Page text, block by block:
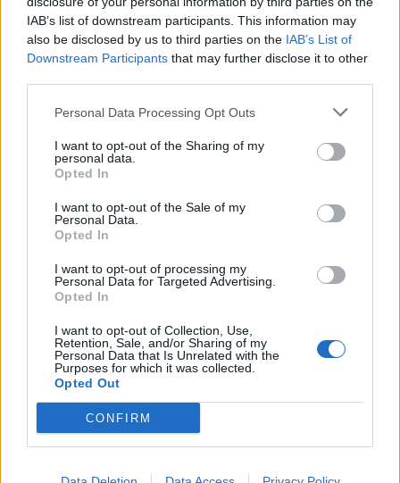
IAB’s list of downstream participants. This information may
also be disclosed by us to third parties on the IAB’s List of
Downstream Participants that may further disclose it to other
Personal Data Processing Opt Outs
I want to opt-out of the Sharing of my
personal data.
Opted In
I want to opt-out of the Sale of my
Personal Data.
Opted In
I want to opt-out of processing my
Personal Data for Targeted Advertising.
Opted In
I want to opt-out of Collection, Use,
Retention, Sale, and/or Sharing of my
Personal Data that Is Unrelated with the
Purposes for which it was collected.
Opted Out
CONFIRM
Kako je objasnila, pregled kod nutricioniste počinje
laboratorijskim analizama. Najprije je potrebno uraditi
kompletnu krvnu sliku i biohemijske parametre, a potom
pristupamo individualnom jelevniku u skladu sa tim da li je
koliko je fizički aktivna i slično. Najvažnije je imati
kontinuitet.
“Ujutro svima savjetujem da čim ustanu popiju vodu, sjajna
bijelog sleza preporuka je za one osobe koje imaju
gastrointestinalne tegobe. To je jutarnji detoks, a ljudi
celog dana. Potom, doručak bi trebalo pojesti sat do dva
nakon buđenja, jer se svaki stres tokom dana akumulira
preko želuca. Ako osoba trenira ili vježba ujutro, tada je u
redu otići na trening praznog stomaka. Ali, to važi samo za